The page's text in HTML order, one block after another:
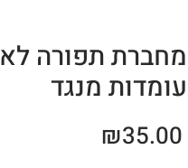
מחברת תפורה לא
עומדות מנגד
₪35.00